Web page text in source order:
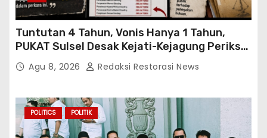
Tuntutan 4 Tahun, Vonis Hanya 1 Tahun,
PUKAT Sulsel Desak Kejati-Kejagung Periksa
JPU Murbei Wajo
Agu 8, 2026 Redaksi Restorasi News
POLITICS POLITIK